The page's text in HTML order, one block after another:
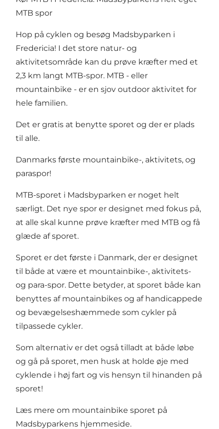
MTB spor
Hop på cyklen og besøg Madsbyparken i
Fredericia! I det store natur- og
aktivitetsområde kan du prøve kræfter med et
2,3 km langt MTB-spor. MTB - eller
mountainbike - er en sjov outdoor aktivitet for
hele familien.
Det er gratis at benytte sporet og der er plads
til alle.
Danmarks første mountainbike-, aktivitets, og
paraspor!
MTB-sporet i Madsbyparken er noget helt
særligt. Det nye spor er designet med fokus på,
at alle skal kunne prøve kræfter med MTB og få
glæde af sporet.
Sporet er det første i Danmark, der er designet
til både at være et mountainbike-, aktivitets-
og para-spor. Dette betyder, at sporet både kan
benyttes af mountainbikes og af handicappede
og bevægelseshæmmede som cykler på
tilpassede cykler.
Som alternativ er det også tilladt at både løbe
og gå på sporet, men husk at holde øje med
cyklende i høj fart og vis hensyn til hinanden på
sporet!
Læs mere om mountainbike sporet på
Madsbyparkens hjemmeside.